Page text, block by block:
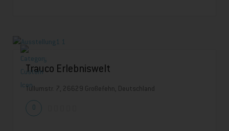
Trauco Erlebniswelt
Tullumstr. 7, 26629 Großefehn, Deutschland
0